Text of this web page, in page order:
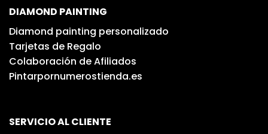
DIAMOND PAINTING
Diamond painting personalizado
Tarjetas de Regalo
Colaboración de Afiliados
Pintarpornumerostienda.es
SERVICIO AL CLIENTE